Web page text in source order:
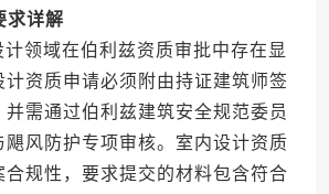
求详解
域在伯利兹资质审批中存在显
计资质申请必须附由持证建筑师签
需通过伯利兹建筑安全规范委员
飓风防护专项审核。室内设计资质
合规性，要求提交的材料包含符合